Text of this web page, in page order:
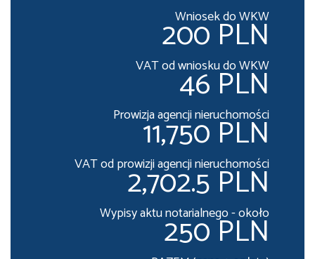
Wniosek do WKW
200 PLN
VAT od wniosku do WKW
46 PLN
Prowizja agencji nieruchomości
11,750 PLN
VAT od prowizji agencji nieruchomości
2,702.5 PLN
Wypisy aktu notarialnego - około
250 PLN